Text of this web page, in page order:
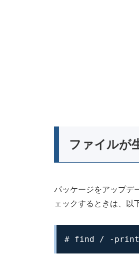
ファイルが
パッケージをアップデ
ェックするときは、以
# find / -print |